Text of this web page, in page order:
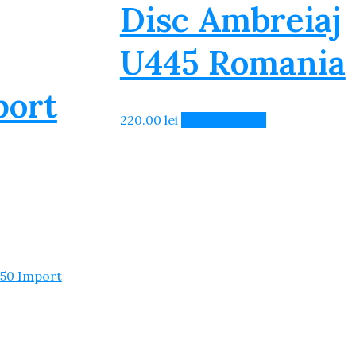
Disc Ambreiaj
U445 Romania
220.00 lei